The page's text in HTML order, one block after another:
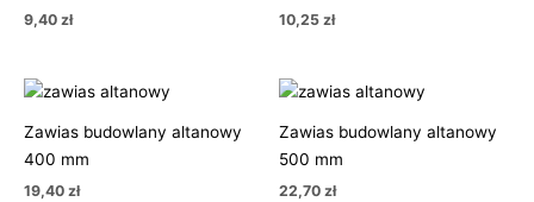
9,40 zł 10,25 zł
Zawias budowlany altanowy
400 mm
19,40 zł
Zawias budowlany altanowy
500 mm
22,70 zł